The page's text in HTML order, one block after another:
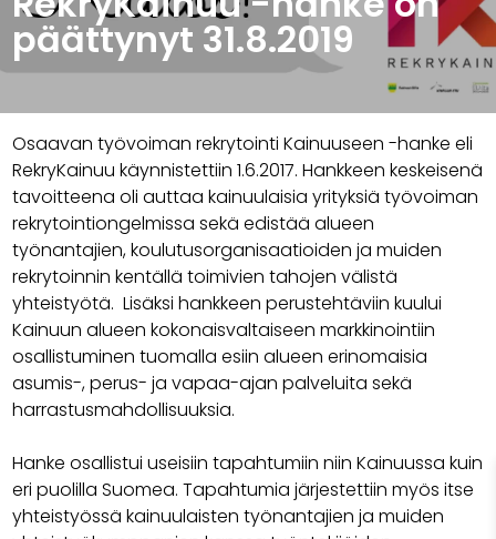
päättynyt 31.8.2019
Osaavan työvoiman rekrytointi Kainuuseen -hanke eli
RekryKainuu käynnistettiin 1.6.2017. Hankkeen keskeisenä
tavoitteena oli auttaa kainuulaisia yrityksiä työvoiman
rekrytointiongelmissa sekä edistää alueen
työnantajien, koulutusorganisaatioiden ja muiden
rekrytoinnin kentällä toimivien tahojen välistä
yhteistyötä. Lisäksi hankkeen perustehtäviin kuului
Kainuun alueen kokonaisvaltaiseen markkinointiin
osallistuminen tuomalla esiin alueen erinomaisia
asumis-, perus- ja vapaa-ajan palveluita sekä
harrastusmahdollisuuksia.
Hanke osallistui useisiin tapahtumiin niin Kainuussa kuin
eri puolilla Suomea. Tapahtumia järjestettiin myös itse
yhteistyössä kainuulaisten työnantajien ja muiden